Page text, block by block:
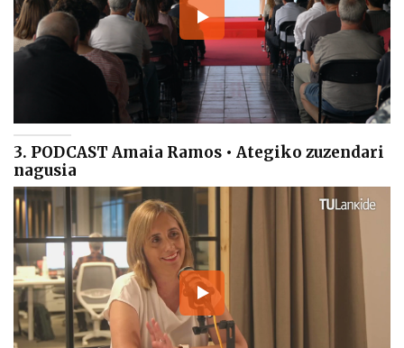
3. PODCAST Amaia Ramos • Ategiko zuzendari
nagusia